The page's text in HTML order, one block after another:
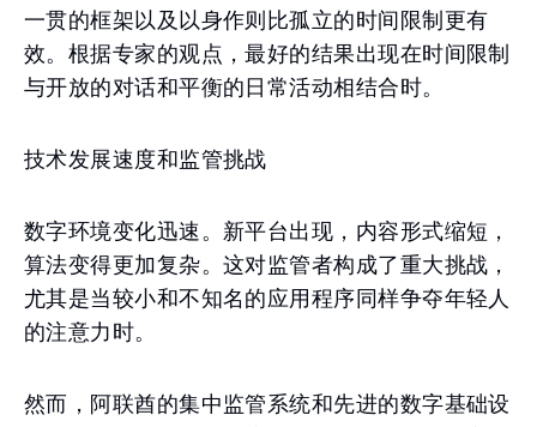
一贯的框架以及以身作则比孤立的时间限制更有
效。根据专家的观点，最好的结果出现在时间限制
与开放的对话和平衡的日常活动相结合时。
技术发展速度和监管挑战
数字环境变化迅速。新平台出现，内容形式缩短，
算法变得更加复杂。这对监管者构成了重大挑战，
尤其是当较小和不知名的应用程序同样争夺年轻人
的注意力时。
然而，阿联酋的集中监管系统和先进的数字基础设